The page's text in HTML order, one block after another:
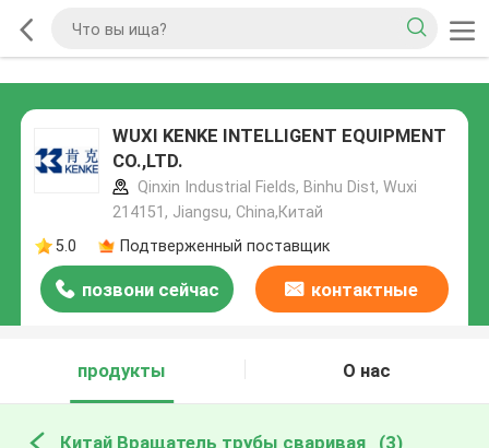
WUXI KENKE INTELLIGENT EQUIPMENT
CO.,LTD.
Qinxin Industrial Fields, Binhu Dist, Wuxi
214151, Jiangsu, China,Китай
5.0
Подтверженный поставщик
позвони сейчас контактные
продукты
О нас
Китай Вращатель трубы сваривая (3)